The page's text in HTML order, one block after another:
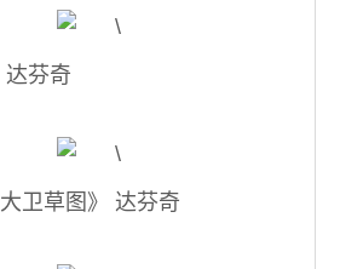
达芬奇
卫草图》 达芬奇